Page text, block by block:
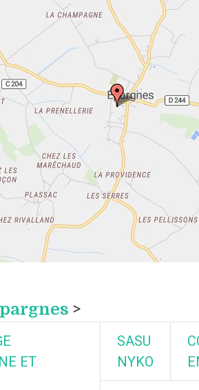
>
ET
SASU
NYKO